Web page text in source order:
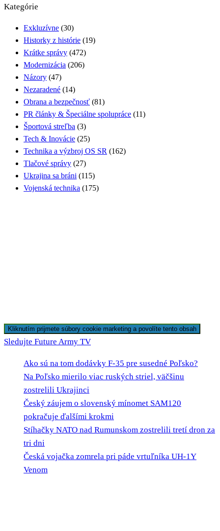
Kategórie
Exkluzívne (30)
Historky z histórie (19)
Krátke správy (472)
Modernizácia (206)
Názory (47)
Nezaradené (14)
Obrana a bezpečnosť (81)
PR články & Špeciálne spolupráce (11)
Športová streľba (3)
Tech & Inovácie (25)
Technika a výzbroj OS SR (162)
Tlačové správy (27)
Ukrajina sa bráni (115)
Vojenská technika (175)
Kliknutím prijmete súbory cookie marketing a povolíte tento obsah
Sledujte Future Army TV
Ako sú na tom dodávky F-35 pre susedné Poľsko?
Na Poľsko mierilo viac ruských striel, väčšinu
zostrelili Ukrajinci
Český záujem o slovenský mínomet SAM120
pokračuje ďalšími krokmi
Stíhačky NATO nad Rumunskom zostrelili tretí dron za
tri dni
Česká vojačka zomrela pri páde vrtuľníka UH-1Y
Venom